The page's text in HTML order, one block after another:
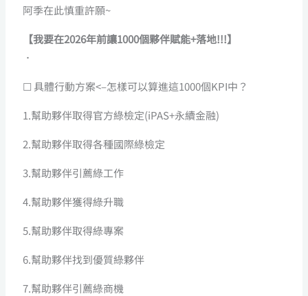
阿季在此慎重許願~
【我要在2026年前讓1000個夥伴賦能+落地!!!】
．
☐ 具體行動方案<–怎樣可以算進這1000個KPI中？
1.幫助夥伴取得官方綠檢定(iPAS+永續金融)
2.幫助夥伴取得各種國際綠檢定
3.幫助夥伴引薦綠工作
4.幫助夥伴獲得綠升職
5.幫助夥伴取得綠專案
6.幫助夥伴找到優質綠夥伴
7.幫助夥伴引薦綠商機